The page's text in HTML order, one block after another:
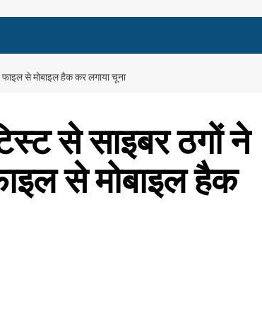
फाइल से मोबाइल हैक कर लगाया चूना
से साइबर ठगों ने
से मोबाइल हैक